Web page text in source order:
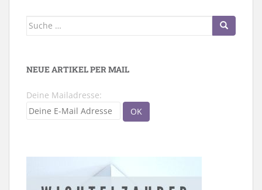
Suche
NEUE ARTIKEL PER MAIL
Deine Mailadresse: